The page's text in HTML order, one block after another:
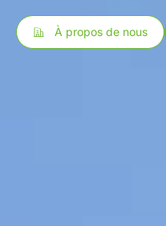
À propos de nous